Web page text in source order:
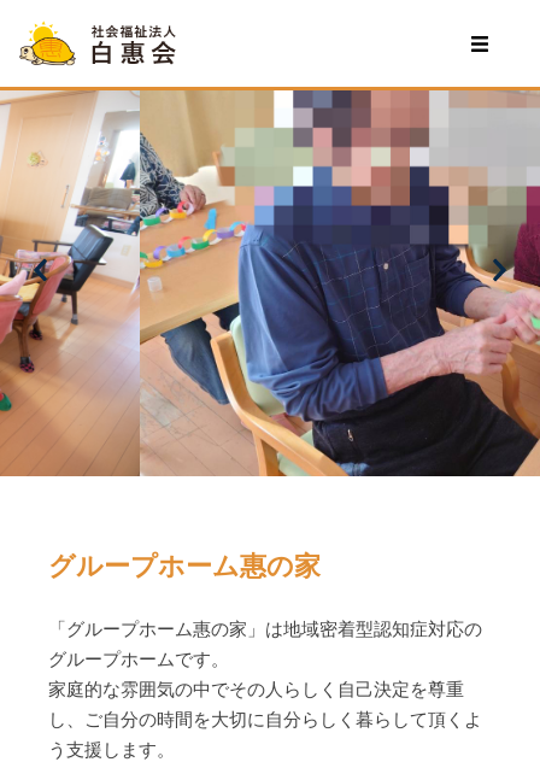
グループホーム惠の家
「グループホーム惠の家」は地域密着型認知症対応の
グループホームです。
家庭的な雰囲気の中でその人らしく自己決定を尊重
し、ご自分の時間を大切に自分らしく暮らして頂くよ
う支援します。